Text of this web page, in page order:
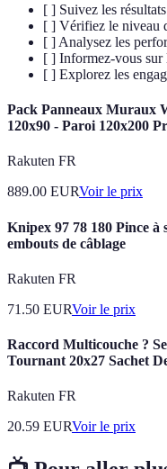
[ ] Suivez les
[ ] Vérifiez le niveau
[ ] Analysez les
[ ] Informez-vous sur
[ ] Explorez les
Pack Panneaux Muraux
120x90 - Paroi 120x200
Rakuten FR
889.00 EURVoir le prix
Knipex 97 78 180 Pince
embouts de câblage
Rakuten FR
71.50 EURVoir le prix
Raccord Multicouche ?
Tournant 20x27 Sachet
Rakuten FR
20.59 EURVoir le prix